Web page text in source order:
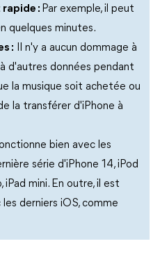
: Par exemple, il peut
quelques minutes.
: Il n'y a aucun dommage à
d'autres données pendant
la musique soit achetée ou
la transférer d'iPhone à
bien avec les
série d'iPhone 14, iPod
iPad mini. En outre, il est
derniers iOS, comme